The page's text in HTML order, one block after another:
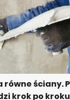
równe ściany.
krok po kroku